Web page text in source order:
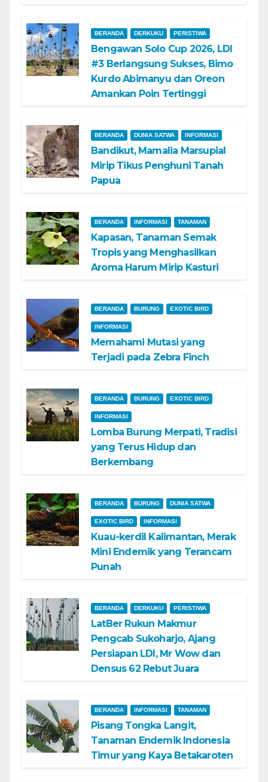
BERANDA DERKUKU PERISTIWA
Bengawan Solo Cup 2026, LDI
#3 Berlangsung Sukses, Bimo
Kurdo Abimanyu dan Oreon
Amankan Poin Tertinggi
BERANDA DUNIA SATWA INFORMASI
Bandikut, Mamalia Marsupial
Mirip Tikus Penghuni Tanah
Papua
BERANDA INFORMASI TANAMAN
Kapasan, Tanaman Semak
Tropis yang Menghasilkan
Aroma Harum Mirip Kasturi
BERANDA BURUNG EXOTIC BIRD
INFORMASI
Memahami Mutasi yang
Terjadi pada Zebra Finch
BERANDA BURUNG EXOTIC BIRD
INFORMASI
Lomba Burung Merpati, Tradisi
yang Terus Hidup dan
Berkembang
BERANDA BURUNG DUNIA SATWA
EXOTIC BIRD INFORMASI
Kuau-kerdil Kalimantan, Merak
Mini Endemik yang Terancam
Punah
BERANDA DERKUKU PERISTIWA
LatBer Rukun Makmur
Pengcab Sukoharjo, Ajang
Persiapan LDI, Mr Wow dan
Densus 62 Rebut Juara
BERANDA INFORMASI TANAMAN
Pisang Tongka Langit,
Tanaman Endemik Indonesia
Timur yang Kaya Betakaroten